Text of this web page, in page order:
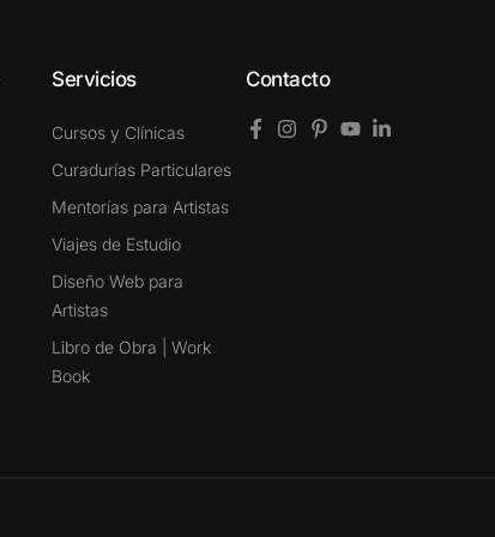
Servicios
Cursos y Clínicas
Curadurías Particulares
Mentorías para Artistas
Viajes de Estudio
Diseño Web para
Artistas
Libro de Obra | Work
Book
Contacto